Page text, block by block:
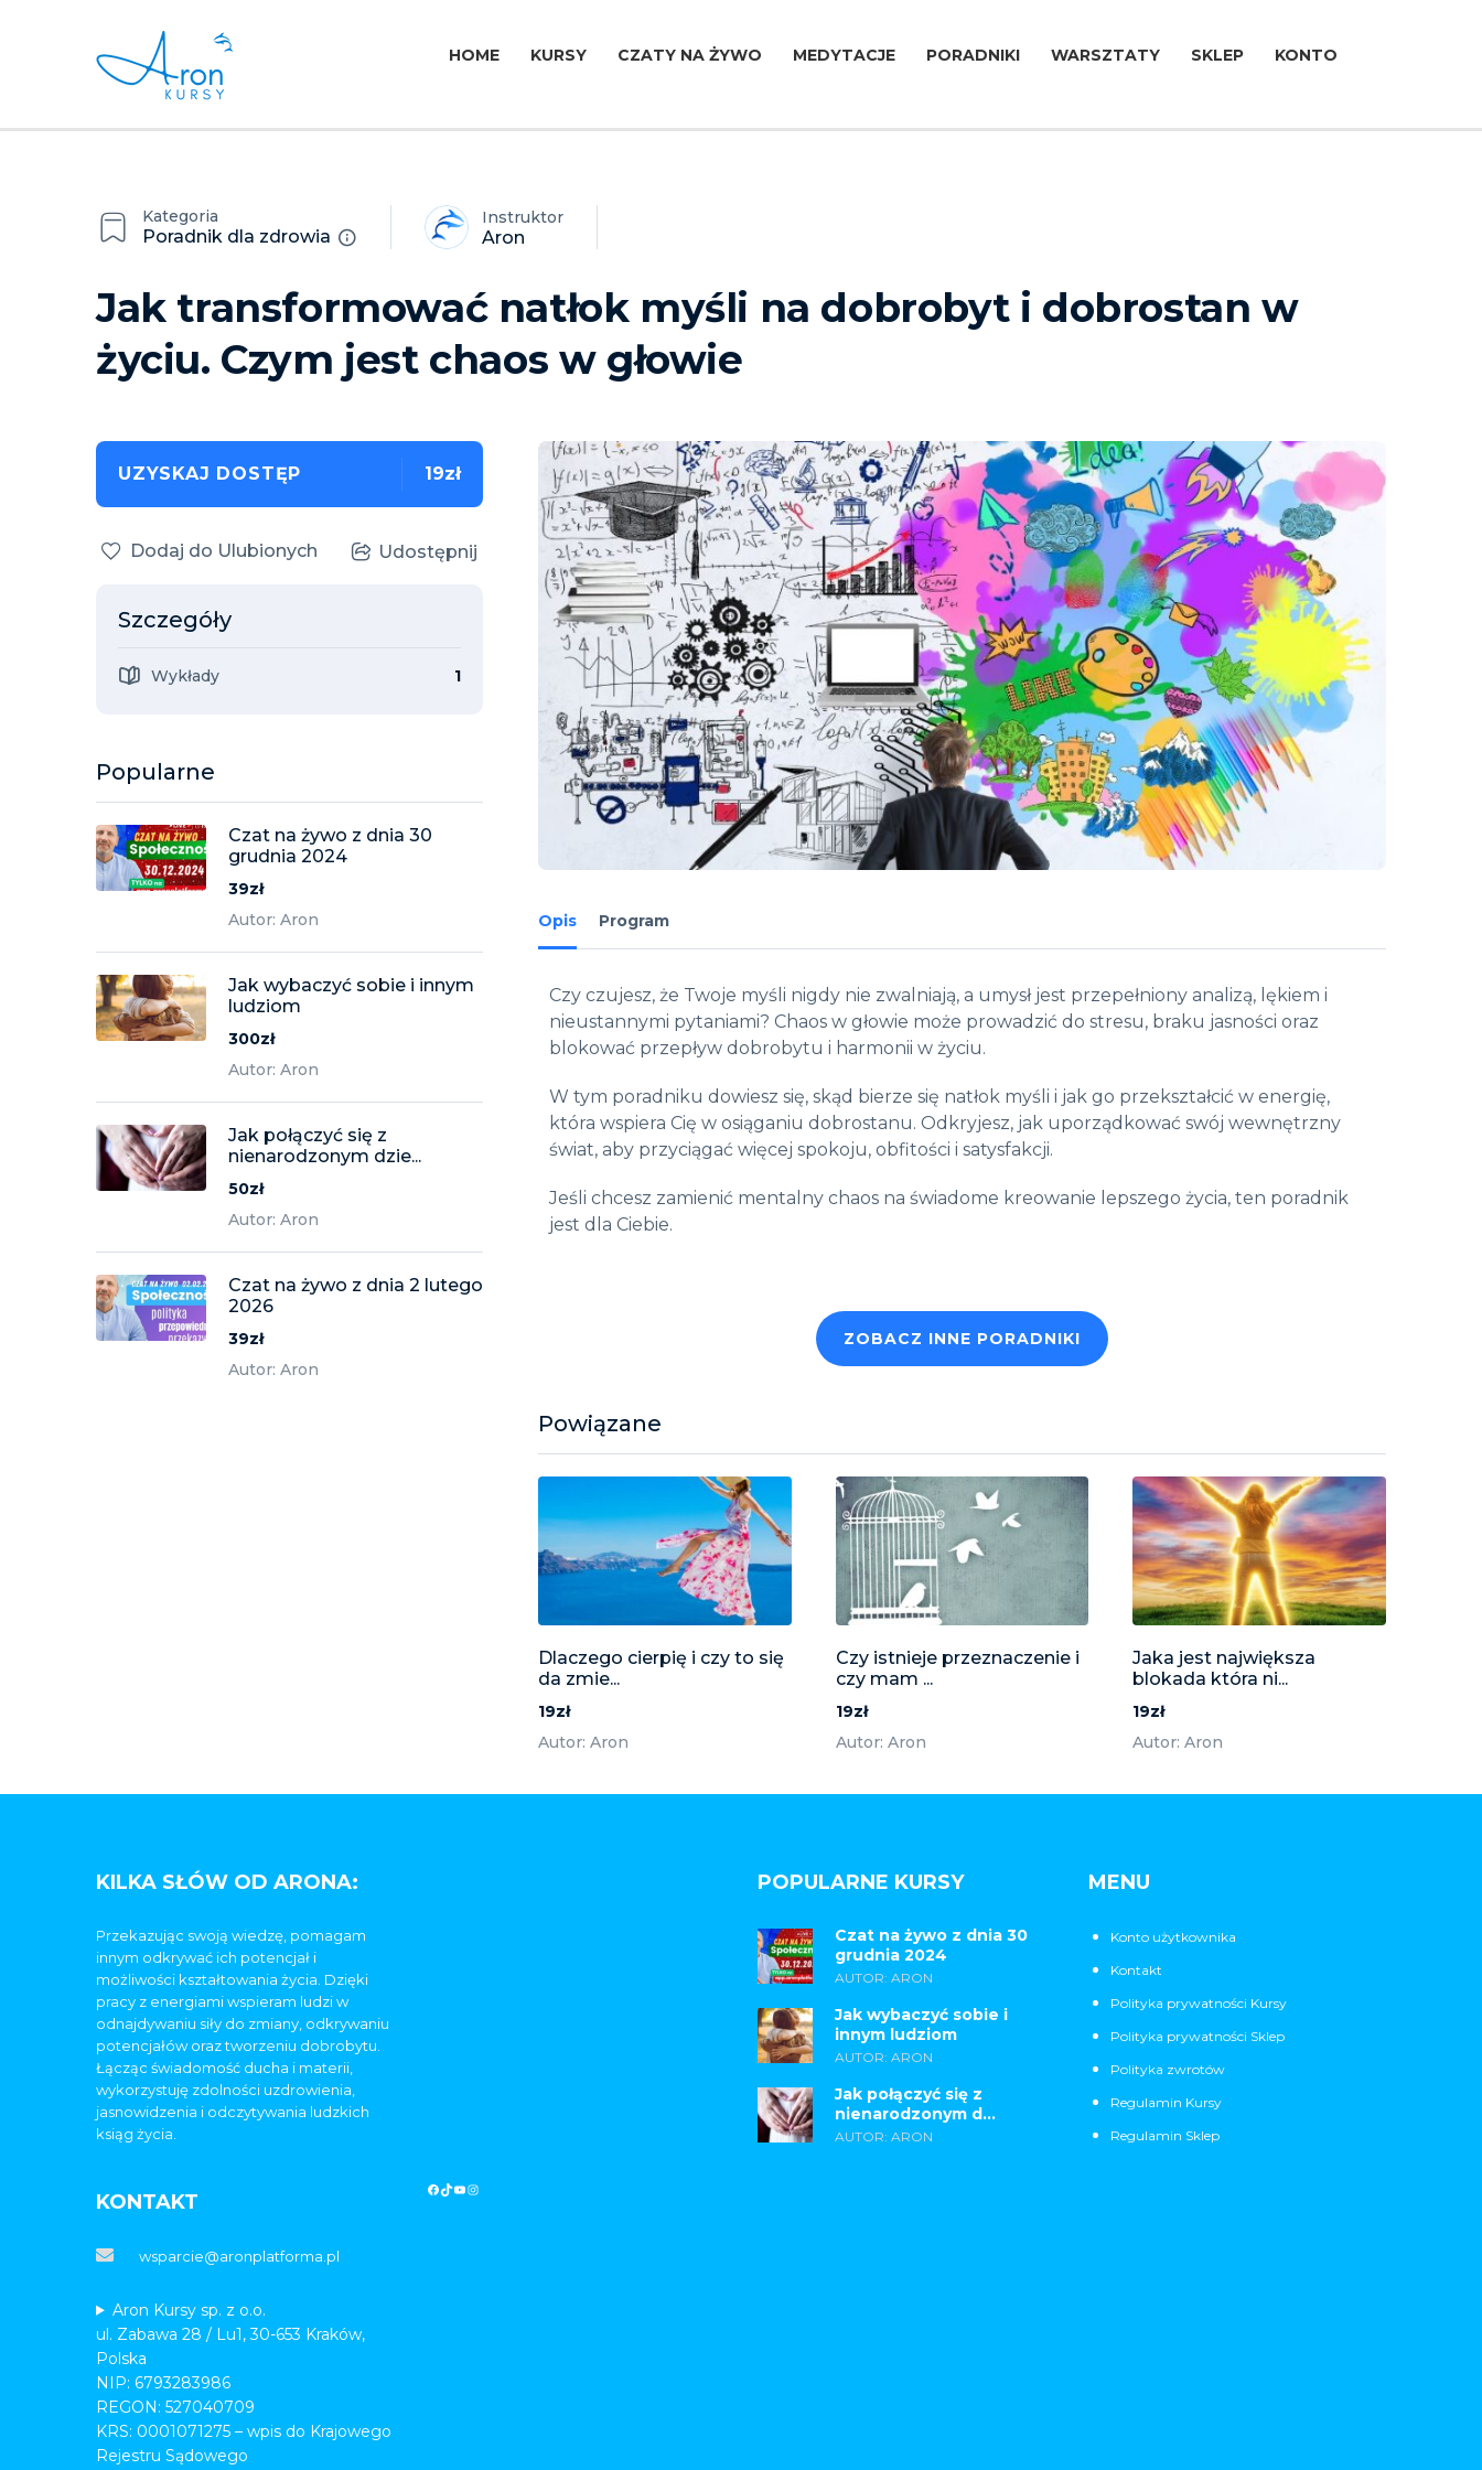
HOME KURSY CZATY NA ŻYWO MEDYTACJE PORADNIKI WARSZTATY SKLEP KONTO
Kategoria
Poradnik dla zdrowia
Instruktor
Aron
Jak transformować natłok myśli na dobrobyt i dobrostan w
życiu. Czym jest chaos w głowie
UZYSKAJ DOSTĘP 19zł
Dodaj do Ulubionych Udostępnij
Szczegóły
Wykłady 1
Popularne
Czat na żywo z dnia 30
grudnia 2024
39zł
Autor: Aron
Jak wybaczyć sobie i innym
ludziom
300zł
Autor: Aron
Jak połączyć się z
nienarodzonym dzie...
50zł
Autor: Aron
Czat na żywo z dnia 2 lutego
2026
39zł
Autor: Aron
Opis Program
Czy czujesz, że Twoje myśli nigdy nie zwalniają, a umysł jest przepełniony analizą, lękiem i
nieustannymi pytaniami? Chaos w głowie może prowadzić do stresu, braku jasności oraz
blokować przepływ dobrobytu i harmonii w życiu.
W tym poradniku dowiesz się, skąd bierze się natłok myśli i jak go przekształcić w energię,
która wspiera Cię w osiąganiu dobrostanu. Odkryjesz, jak uporządkować swój wewnętrzny
świat, aby przyciągać więcej spokoju, obfitości i satysfakcji.
Jeśli chcesz zamienić mentalny chaos na świadome kreowanie lepszego życia, ten poradnik
jest dla Ciebie.
ZOBACZ INNE PORADNIKI
Powiązane
Dlaczego cierpię i czy to się
da zmie...
19zł
Autor: Aron
Czy istnieje przeznaczenie i
czy mam ...
19zł
Autor: Aron
Jaka jest największa
blokada która ni...
19zł
Autor: Aron
KILKA SŁÓW OD ARONA:
Przekazując swoją wiedzę, pomagam
innym odkrywać ich potencjał i
możliwości kształtowania życia. Dzięki
pracy z energiami wspieram ludzi w
odnajdywaniu siły do zmiany, odkrywaniu
potencjałów oraz tworzeniu dobrobytu.
Łącząc świadomość ducha i materii,
wykorzystuję zdolności uzdrowienia,
jasnowidzenia i odczytywania ludzkich
ksiąg życia.
POPULARNE KURSY
Czat na żywo z dnia 30
grudnia 2024
AUTOR: ARON
Jak wybaczyć sobie i
innym ludziom
AUTOR: ARON
Jak połączyć się z
nienarodzonym d...
AUTOR: ARON
MENU
Konto użytkownika
Kontakt
Polityka prywatności Kursy
Polityka prywatności Sklep
Polityka zwrotów
Regulamin Kursy
Regulamin Sklep
KONTAKT
wsparcie@aronplatforma.pl
Aron Kursy sp. z o.o.
ul. Zabawa 28 / Lu1, 30-653 Kraków,
Polska
NIP: 6793283986
REGON: 527040709
KRS: 0001071275 – wpis do Krajowego
Rejestru Sądowego